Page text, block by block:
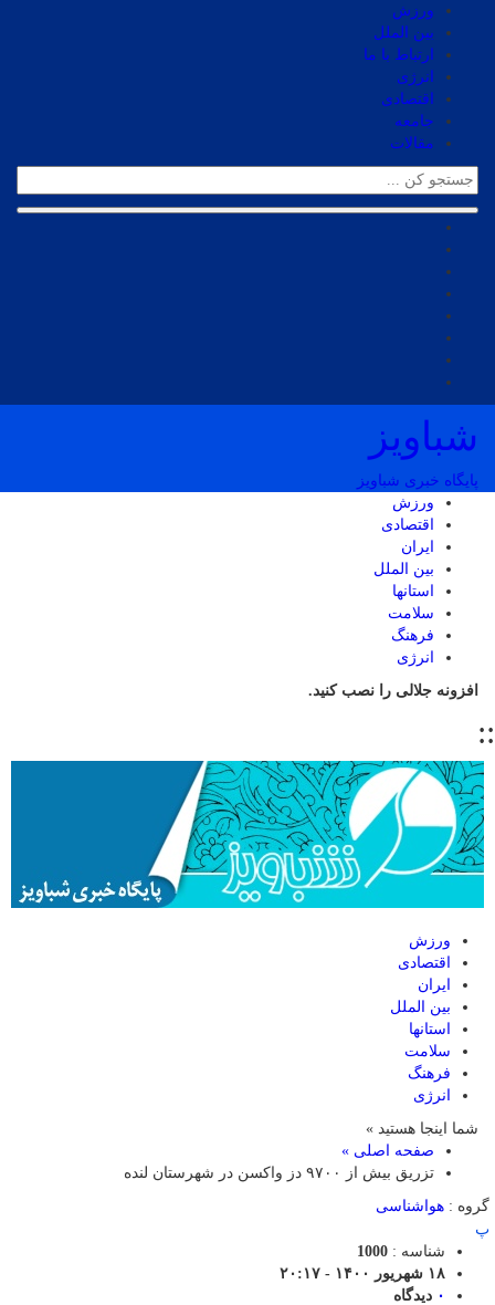
ورزش
بین الملل
ارتباط با ما
انرژی
اقتصادی
جامعه
مقالات
شباویز
پایگاه خبری شباویز
ورزش
اقتصادی
ایران
بین الملل
استانها
سلامت
فرهنگ
انرژی
افزونه جلالی را نصب کنید.
::
ورزش
اقتصادی
ایران
بین الملل
استانها
سلامت
فرهنگ
انرژی
شما اینجا هستید »
صفحه اصلی »
تزریق بیش از ۹۷۰۰ دز واکسن در شهرستان لنده
گروه : هواشناسی
پ
شناسه : 1000
۱۸ شهریور ۱۴۰۰ - ۲۰:۱۷
۰ دیدگاه